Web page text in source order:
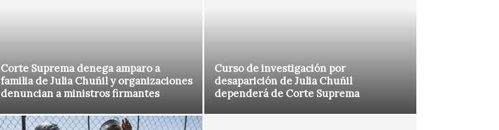
Corte Suprema denega amparo a
familia de Julia Chuñil y organizaciones
denuncian a ministros firmantes
Curso de investigación por
desaparición de Julia Chuñil
dependerá de Corte Suprema